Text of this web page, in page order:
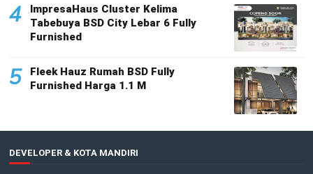
4
ImpresaHaus Cluster Kelima
Tabebuya BSD City Lebar 6 Fully
Furnished
5
Fleek Hauz Rumah BSD Fully
Furnished Harga 1.1 M
DEVELOPER & KOTA MANDIRI